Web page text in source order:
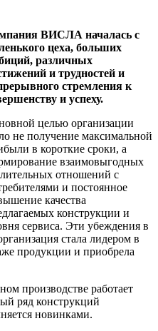
ВИСЛА началась с
цеха, больших
различных
и трудностей и
стремления к
и успеху.
целью организации
не получение максимальной
в короткие сроки, а
взаимовыгодных
отношений с
и постоянное
качества
конструкции и
сервиса. Эти убеждения в
стала лидером в
продукции и приобрела
производстве работает
ряд конструкций
новинками.